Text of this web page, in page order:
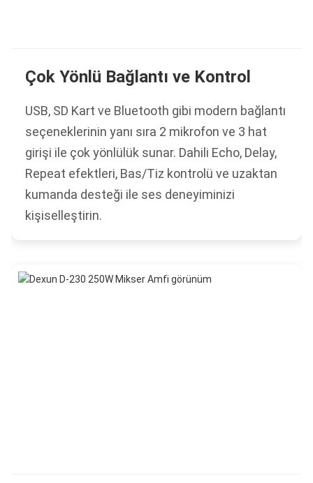
Çok Yönlü Bağlantı ve Kontrol
USB, SD Kart ve Bluetooth gibi modern bağlantı
seçeneklerinin yanı sıra 2 mikrofon ve 3 hat
girişi ile çok yönlülük sunar. Dahili Echo, Delay,
Repeat efektleri, Bas/Tiz kontrolü ve uzaktan
kumanda desteği ile ses deneyiminizi
kişiselleştirin.